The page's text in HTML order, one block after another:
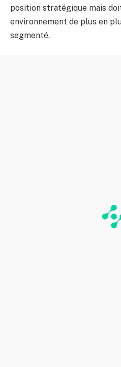
position stratégique mais
environnement de plus en
segmenté.